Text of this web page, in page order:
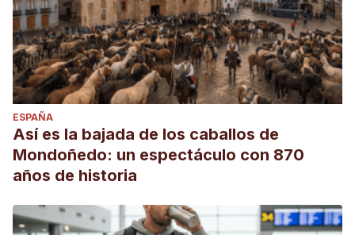
ESPAÑA
Así es la bajada de los caballos de
Mondoñedo: un espectáculo con 870
años de historia